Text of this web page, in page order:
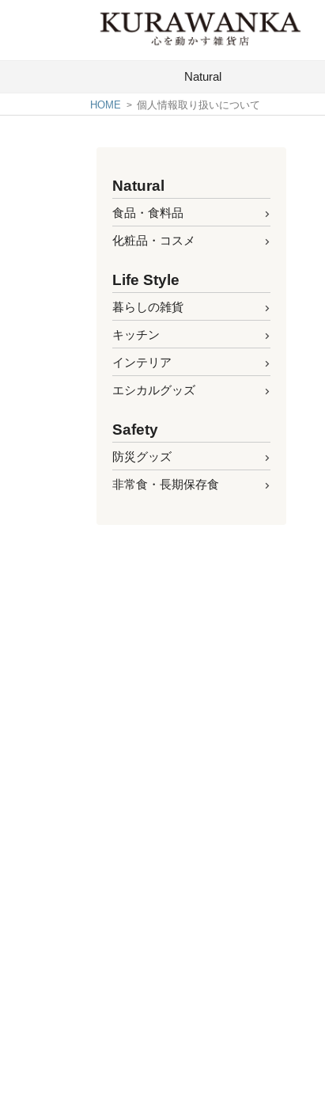
Natural
HOME 個人情報取り扱いについて
Natural
食品・食料品
化粧品・コスメ
Life Style
暮らしの雑貨
キッチン
インテリア
エシカルグッズ
Safety
防災グッズ
非常食・長期保存食